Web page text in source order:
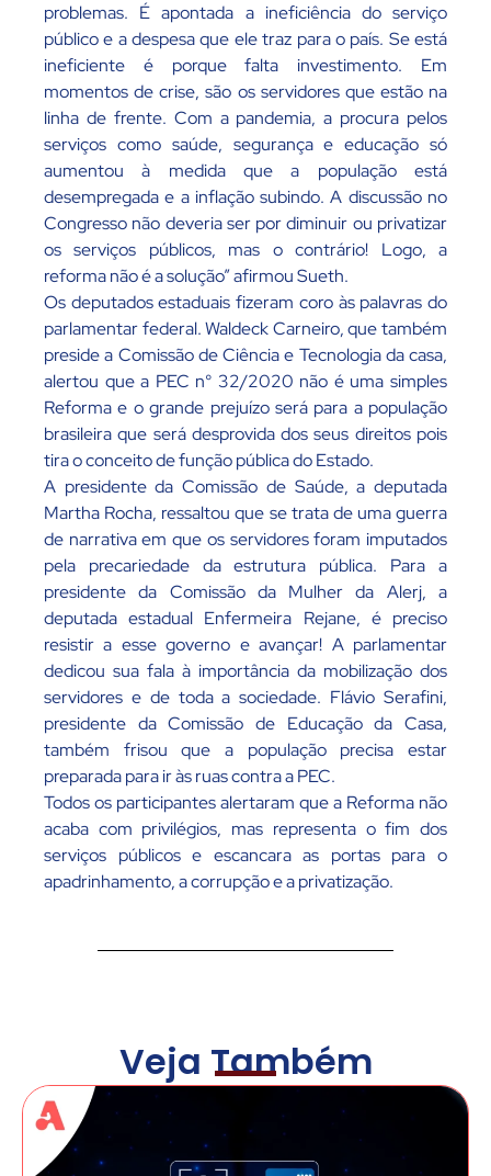
problemas. É apontada a ineficiência do serviço
público e a despesa que ele traz para o país. Se está
ineficiente é porque falta investimento. Em
momentos de crise, são os servidores que estão na
linha de frente. Com a pandemia, a procura pelos
serviços como saúde, segurança e educação só
aumentou à medida que a população está
desempregada e a inflação subindo. A discussão no
Congresso não deveria ser por diminuir ou privatizar
os serviços públicos, mas o contrário! Logo, a
reforma não é a solução” afirmou Sueth.
Os deputados estaduais fizeram coro às palavras do
parlamentar federal. Waldeck Carneiro, que também
preside a Comissão de Ciência e Tecnologia da casa,
alertou que a PEC n° 32/2020 não é uma simples
Reforma e o grande prejuízo será para a população
brasileira que será desprovida dos seus direitos pois
tira o conceito de função pública do Estado.
A presidente da Comissão de Saúde, a deputada
Martha Rocha, ressaltou que se trata de uma guerra
de narrativa em que os servidores foram imputados
pela precariedade da estrutura pública. Para a
presidente da Comissão da Mulher da Alerj, a
deputada estadual Enfermeira Rejane, é preciso
resistir a esse governo e avançar! A parlamentar
dedicou sua fala à importância da mobilização dos
servidores e de toda a sociedade. Flávio Serafini,
presidente da Comissão de Educação da Casa,
também frisou que a população precisa estar
preparada para ir às ruas contra a PEC.
Todos os participantes alertaram que a Reforma não
acaba com privilégios, mas representa o fim dos
serviços públicos e escancara as portas para o
apadrinhamento, a corrupção e a privatização.
Veja Também